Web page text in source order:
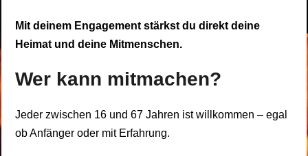
Mit deinem Engagement stärkst du direkt deine
Heimat und deine Mitmenschen.
Wer kann mitmachen?
Jeder zwischen 16 und 67 Jahren ist willkommen – egal
ob Anfänger oder mit Erfahrung.